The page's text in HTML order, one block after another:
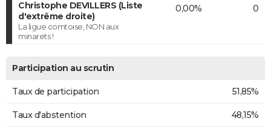
Christophe DEVILLERS (Liste
d'extrême droite)
La ligue comtoise, NON aux
minarets !
0,00% 0
Participation au scrutin
Taux de participation 51,85%
Taux d'abstention 48,15%